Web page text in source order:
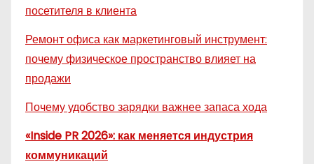
посетителя в клиента
Ремонт офиса как маркетинговый инструмент:
почему физическое пространство влияет на
продажи
Почему удобство зарядки важнее запаса хода
«Inside PR 2026»: как меняется индустрия
коммуникаций